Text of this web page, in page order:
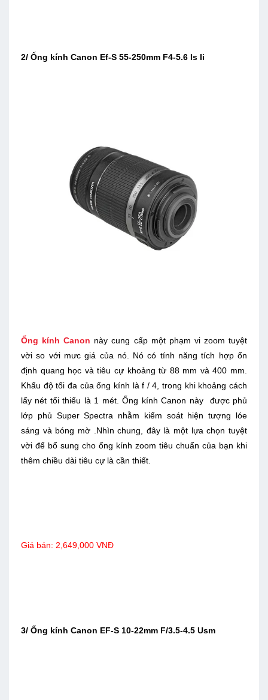
2/ Ống kính Canon Ef-S 55-250mm F4-5.6 Is Ii
Ống kính Canon này cung cấp một phạm vi zoom tuyệt
vời so với mưc giá của nó. Nó có tính năng tích hợp ổn
định quang học và tiêu cự khoảng từ 88 mm và 400 mm.
Khẩu độ tối đa của ống kính là f / 4, trong khi khoảng cách
lấy nét tối thiểu là 1 mét. Ống kính Canon này được phủ
lớp phủ Super Spectra nhằm kiểm soát hiện tượng lóe
sáng và bóng mờ .Nhìn chung, đây là một lựa chọn tuyệt
vời để bổ sung cho ống kính zoom tiêu chuẩn của bạn khi
thêm chiều dài tiêu cự là cần thiết.
Giá bán: 2,649,000 VNĐ
3/ Ống kính Canon EF-S 10-22mm F/3.5-4.5 Usm